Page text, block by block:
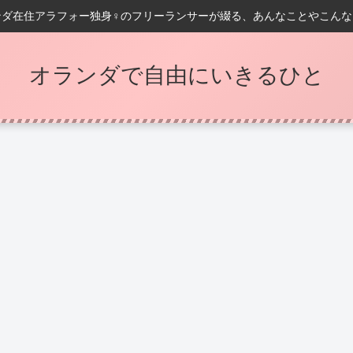
在住アラフォー独身♀️のフリーランサーが綴る、あんなことやこん
オランダで自由にいきるひと